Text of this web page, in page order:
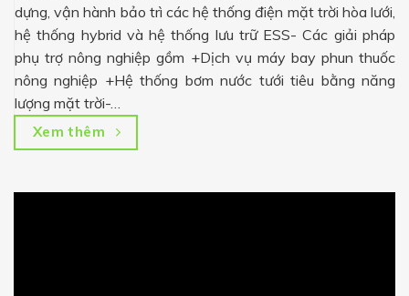
dựng, vận hành bảo trì các hệ thống điện mặt trời hòa lưới,
hệ thống hybrid và hệ thống lưu trữ ESS- Các giải pháp
phụ trợ nông nghiệp gồm +Dịch vụ máy bay phun thuốc
nông nghiệp +Hệ thống bơm nước tưới tiêu bằng năng
lượng mặt trời-…
Xem thêm